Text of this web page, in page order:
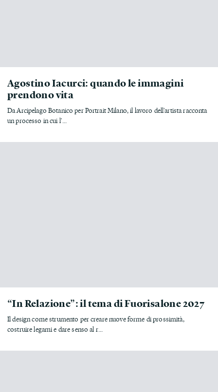
Agostino Iacurci: quando le immagini
prendono vita
Da Arcipelago Botanico per Portrait Milano, il lavoro dell'artista racconta
un processo in cui l'...
“In Relazione”: il tema di Fuorisalone 2027
Il design come strumento per creare nuove forme di prossimità,
costruire legami e dare senso al r...